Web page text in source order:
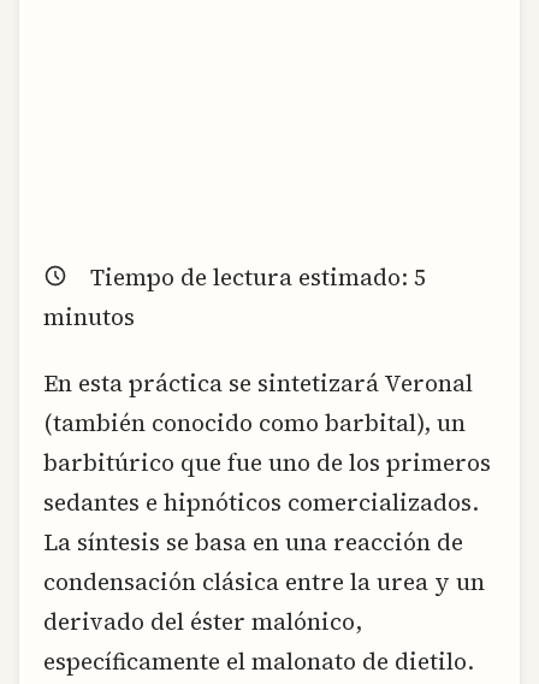
Tiempo de lectura estimado: 5
minutos
En esta práctica se sintetizará Veronal
(también conocido como barbital), un
barbitúrico que fue uno de los primeros
sedantes e hipnóticos comercializados.
La síntesis se basa en una reacción de
condensación clásica entre la urea y un
derivado del éster malónico,
específicamente el malonato de dietilo.